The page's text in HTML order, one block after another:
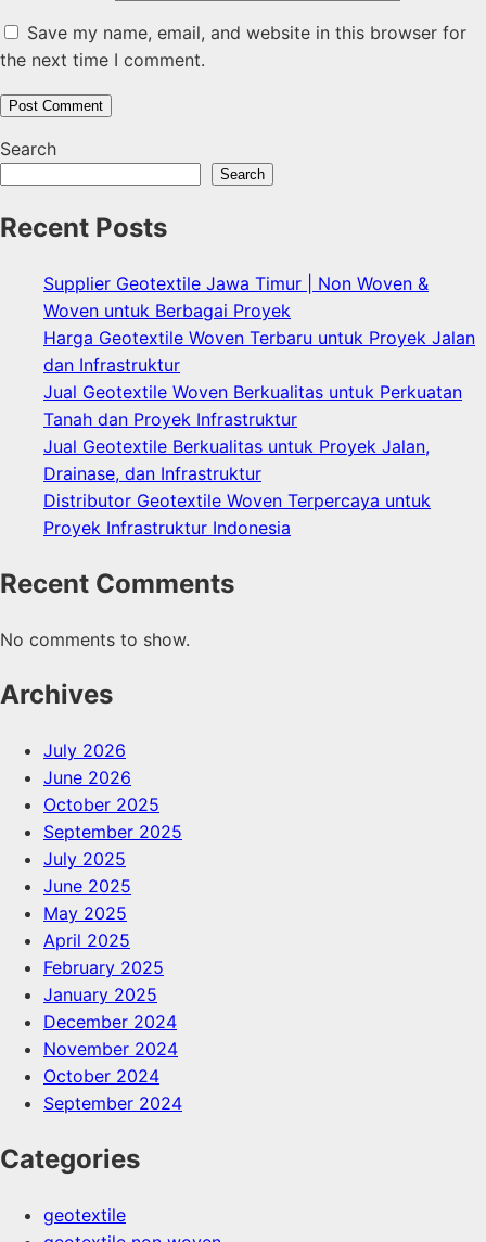
Save my name, email, and website in this browser for
the next time I comment.
Search
Search
Recent Posts
Supplier Geotextile Jawa Timur | Non Woven &
Woven untuk Berbagai Proyek
Harga Geotextile Woven Terbaru untuk Proyek Jalan
dan Infrastruktur
Jual Geotextile Woven Berkualitas untuk Perkuatan
Tanah dan Proyek Infrastruktur
Jual Geotextile Berkualitas untuk Proyek Jalan,
Drainase, dan Infrastruktur
Distributor Geotextile Woven Terpercaya untuk
Proyek Infrastruktur Indonesia
Recent Comments
No comments to show.
Archives
July 2026
June 2026
October 2025
September 2025
July 2025
June 2025
May 2025
April 2025
February 2025
January 2025
December 2024
November 2024
October 2024
September 2024
Categories
geotextile